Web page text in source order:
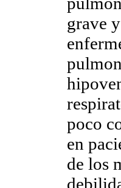
grave
poco
en
de los